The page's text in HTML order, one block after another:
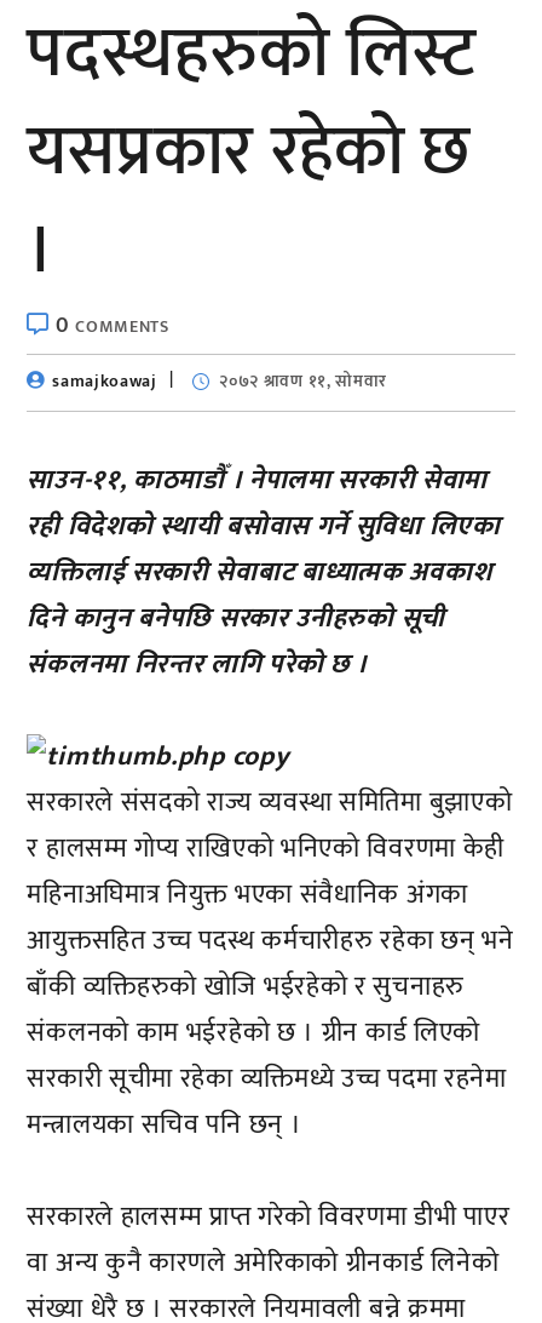
पदस्थहरुको लिस्ट
यसप्रकार रहेकाे छ
।
0COMMENTS
samajkoawaj
२०७२ श्रावण ११, सोमवार
साउन-११, काठमाडौँ । नेपालमा सरकारी सेवामा
रही विदेशको स्थायी बसोवास गर्ने सुविधा लिएका
व्यक्तिलाई सरकारी सेवाबाट बाध्यात्मक अवकाश
दिने कानुन बनेपछि सरकार उनीहरुको सूची
संकलनमा निरन्तर लागि परेको छ ।
सरकारले संसदको राज्य व्यवस्था समितिमा बुझाएको
र हालसम्म गोप्य राखिएको भनिएको विवरणमा केही
महिनाअघिमात्र नियुक्त भएका संवैधानिक अंगका
आयुक्तसहित उच्च पदस्थ कर्मचारीहरु रहेका छन् भने
बाँकी व्यक्तिहरुको खोजि भईरहेको र सुचनाहरु
संकलनको काम भईरहेको छ । ग्रीन कार्ड लिएको
सरकारी सूचीमा रहेका व्यक्तिमध्ये उच्च पदमा रहनेमा
मन्त्रालयका सचिव पनि छन् ।
सरकारले हालसम्म प्राप्त गरेको विवरणमा डीभी पाएर
वा अन्य कुनै कारणले अमेरिकाको ग्रीनकार्ड लिनेको
संख्या धेरै छ । सरकारले नियमावली बन्ने क्रममा